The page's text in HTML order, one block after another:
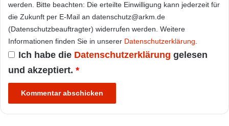
werden. Bitte beachten: Die erteilte Einwilligung kann jederzeit für
die Zukunft per E-Mail an datenschutz@arkm.de
(Datenschutzbeauftragter) widerrufen werden. Weitere
Informationen finden Sie in unserer Datenschutzerklärung
Ich habe die Datenschutzerklärung gelesen
und akzeptiert. *